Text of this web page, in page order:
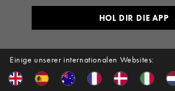
Einige unserer internationalen Websites:
HOL DIR DIE APP